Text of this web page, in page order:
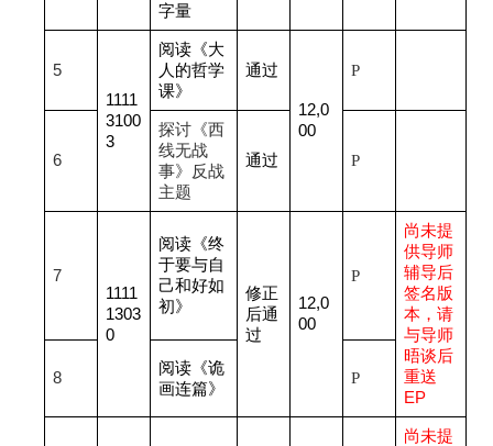
字量
5
1111
3100
3
阅读《大
人的哲学
课》
通过
12,0
00
P
6
探讨《西
线无战
事》反战
主题
通过 P
7
1111
1303
0
阅读《终
于要与自
己和好如
初》
修正
后通
过
12,0
00
P
尚未提
供导师
辅导后
签名版
本，请
与导师
晤谈后
重送
EP
8
阅读《诡
画连篇》
P
尚未提